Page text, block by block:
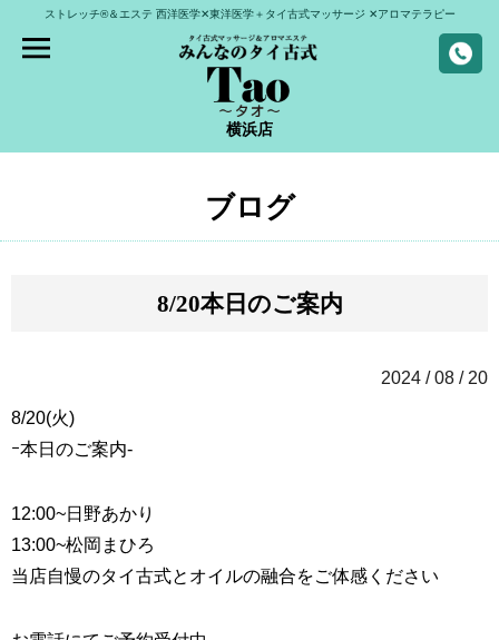
ストレッチ®＆エステ 西洋医学✕東洋医学＋タイ古式マッサージ ✕アロマテラピー
横浜店
ブログ
8/20本日のご案内
2024 / 08 / 20
8/20(火)
ｰ本日のご案内-
12:00~日野あかり
13:00~松岡まひろ
当店自慢のタイ古式とオイルの融合をご体感ください